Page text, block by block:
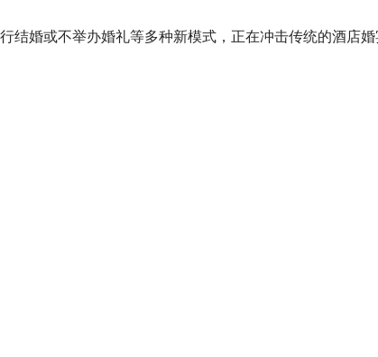
结婚或不举办婚礼等多种新模式，正在冲击传统的酒店